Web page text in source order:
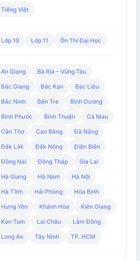
Tiếng Việt
Lớp 10 Lớp 11 Ôn Thi Đại Học
An Giang Bà Rịa – Vũng Tàu
Bắc Giang Bắc Kạn Bạc Liêu
Bắc Ninh Bến Tre Bình Dương
Bình Phước Bình Thuận Cà Mau
Cần Thơ Cao Bằng Đà Nẵng
Đắk Lắk Đắk Nông Điện Biên
Đồng Nai Đồng Tháp Gia Lai
Hà Giang Hà Nam Hà Nội
Hà Tĩnh Hải Phòng Hòa Bình
Hưng Yên Khánh Hòa Kiên Giang
Kon Tum Lai Châu Lâm Đồng
Long An Tây Ninh TP. HCM